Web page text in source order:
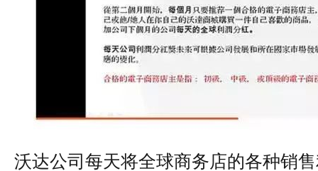
沃达公司每天将全球商务店的各种销